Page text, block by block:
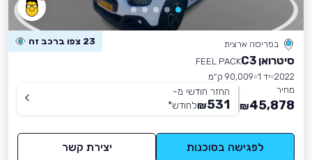
בפריסה ארצית 23 צפו ברכב זה
סיטרואן C3
FEEL PACK
2022 יד 1
90,009 ק״מ
מחיר
45,878
₪
החזר חודשי מ-
531
₪לחודש*
לפגישה בסוכנות יצירת קשר